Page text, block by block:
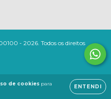
de cookies para
ENTENDI
- 2026. Todos os direitos